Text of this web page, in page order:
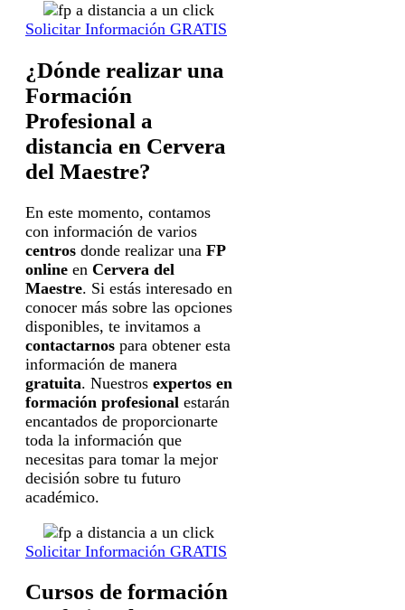
Solicitar Información GRATIS
¿Dónde realizar una
Formación
Profesional a
distancia en Cervera
del Maestre?
En este momento, contamos
con información de varios
centros donde realizar una FP
online en Cervera del
Maestre. Si estás interesado en
conocer más sobre las opciones
disponibles, te invitamos a
contactarnos para obtener esta
información de manera
gratuita. Nuestros expertos en
formación profesional estarán
encantados de proporcionarte
toda la información que
necesitas para tomar la mejor
decisión sobre tu futuro
académico.
Solicitar Información GRATIS
Cursos de formación